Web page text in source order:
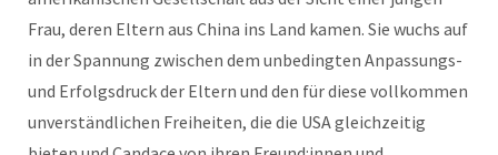
Frau, deren Eltern aus China ins Land kamen. Sie wuchs auf
in der Spannung zwischen dem unbedingten Anpassungs-
und Erfolgsdruck der Eltern und den für diese vollkommen
unverständlichen Freiheiten, die die USA gleichzeitig